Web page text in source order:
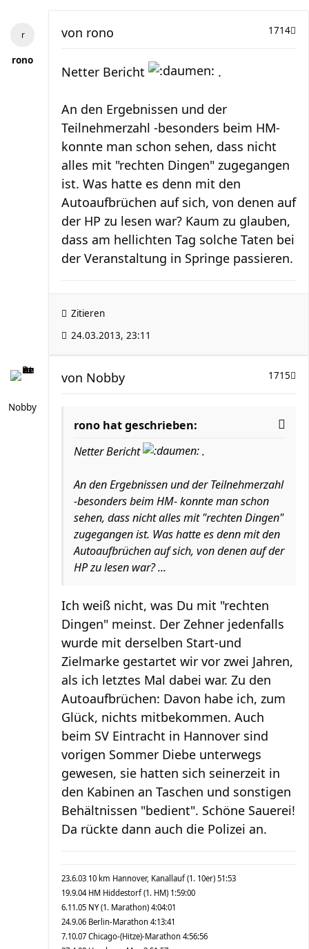
rono
1714
von rono
Netter Bericht .
An den Ergebnissen und der
Teilnehmerzahl -besonders beim HM-
konnte man schon sehen, dass nicht
alles mit "rechten Dingen" zugegangen
ist. Was hatte es denn mit den
Autoaufbrüchen auf sich, von denen auf
der HP zu lesen war? Kaum zu glauben,
dass am hellichten Tag solche Taten bei
der Veranstaltung in Springe passieren.
Zitieren
24.03.2013, 23:11
Nobby
1715
von Nobby
rono hat geschrieben:
Netter Bericht
.
An den Ergebnissen und der Teilnehmerzahl
-besonders beim HM- konnte man schon
sehen, dass nicht alles mit "rechten Dingen"
zugegangen ist. Was hatte es denn mit den
Autoaufbrüchen auf sich, von denen auf der
HP zu lesen war? ...
Ich weiß nicht, was Du mit "rechten
Dingen" meinst. Der Zehner jedenfalls
wurde mit derselben Start-und
Zielmarke gestartet wir vor zwei Jahren,
als ich letztes Mal dabei war. Zu den
Autoaufbrüchen: Davon habe ich, zum
Glück, nichts mitbekommen. Auch
beim SV Eintracht in Hannover sind
vorigen Sommer Diebe unterwegs
gewesen, sie hatten sich seinerzeit in
den Kabinen an Taschen und sonstigen
Behältnissen "bedient". Schöne Sauerei!
Da rückte dann auch die Polizei an.
23.6.03 10 km Hannover, Kanallauf (1. 10er) 51:53
19.9.04 HM Hiddestorf (1. HM) 1:59:00
6.11.05 NY (1. Marathon) 4:04:01
24.9.06 Berlin-Marathon 4:13:41
7.10.07 Chicago-(Hitze)-Marathon 4:56:56